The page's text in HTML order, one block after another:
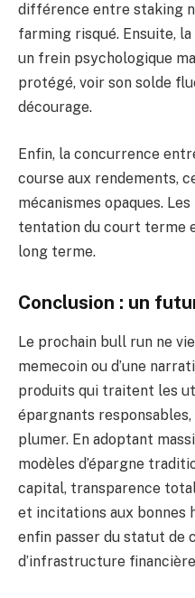
différence entre staking
farming risqué. Ensuite,
un frein psychologique
protégé, voir son solde
décourage.
Enfin, la concurrence
course aux rendements,
mécanismes opaques.
tentation du court terme
long terme.
Conclusion : un
Le prochain bull run ne
memecoin ou d’une
produits qui traitent les
épargnants
plumer. En adoptant
modèles d’épargne
capital, transparence
et incitations aux bonnes
enfin passer du statut de
d’infrastructure